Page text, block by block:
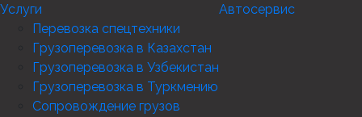
Услуги
Перевозка спецтехники
Грузоперевозка в Казахстан
Грузоперевозка в Узбекистан
Грузоперевозка в Туркмению
Сопровождение грузов
Автосервис